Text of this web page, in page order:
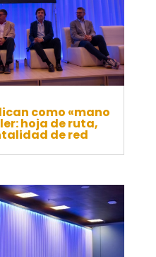
como «mano
hoja de ruta,
de red